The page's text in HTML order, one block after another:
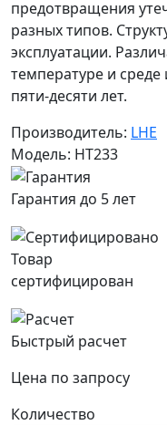
предотвращения
разных типов.
эксплуатации.
температуре и
пяти-десяти лет.
Производитель: LHE
Модель: HT233
Гарантия до 5 лет
Товар
сертифицирован
Быстрый расчет
Цена по запросу
Количество